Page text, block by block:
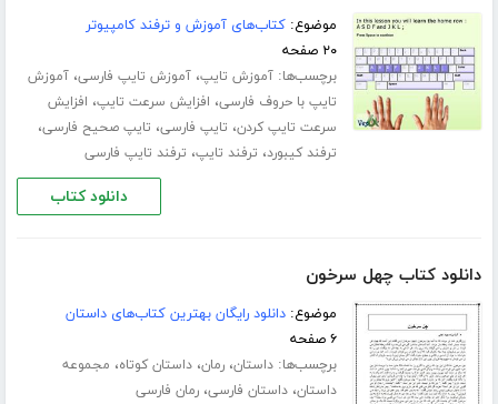
موضوع:کتاب‌های آموزش و ترفند کامپیوتر
۲۰ صفحه
برچسب‌ها:آموزش تایپ،آموزش تایپ فارسی،آموزش
تایپ با حروف فارسی، افزایش سرعت تایپ، افزایش
سرعت تایپ کردن، تایپ فارسی، تایپ صحیح فارسی،
ترفند کیبورد، ترفند تایپ، ترفند تایپ فارسی
دانلود کتاب
دانلود کتاب چهل سرخون
موضوع:دانلود رایگان بهترین کتاب‌های داستان
۶ صفحه
برچسب‌ها:داستان،رمان،داستان کوتاه، مجموعه
داستان،داستان فارسی،رمان فارسی